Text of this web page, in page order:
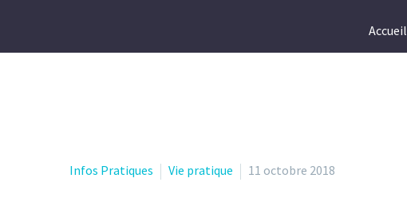
Accueil
Infos Pratiques Vie pratique 11 octobre 2018